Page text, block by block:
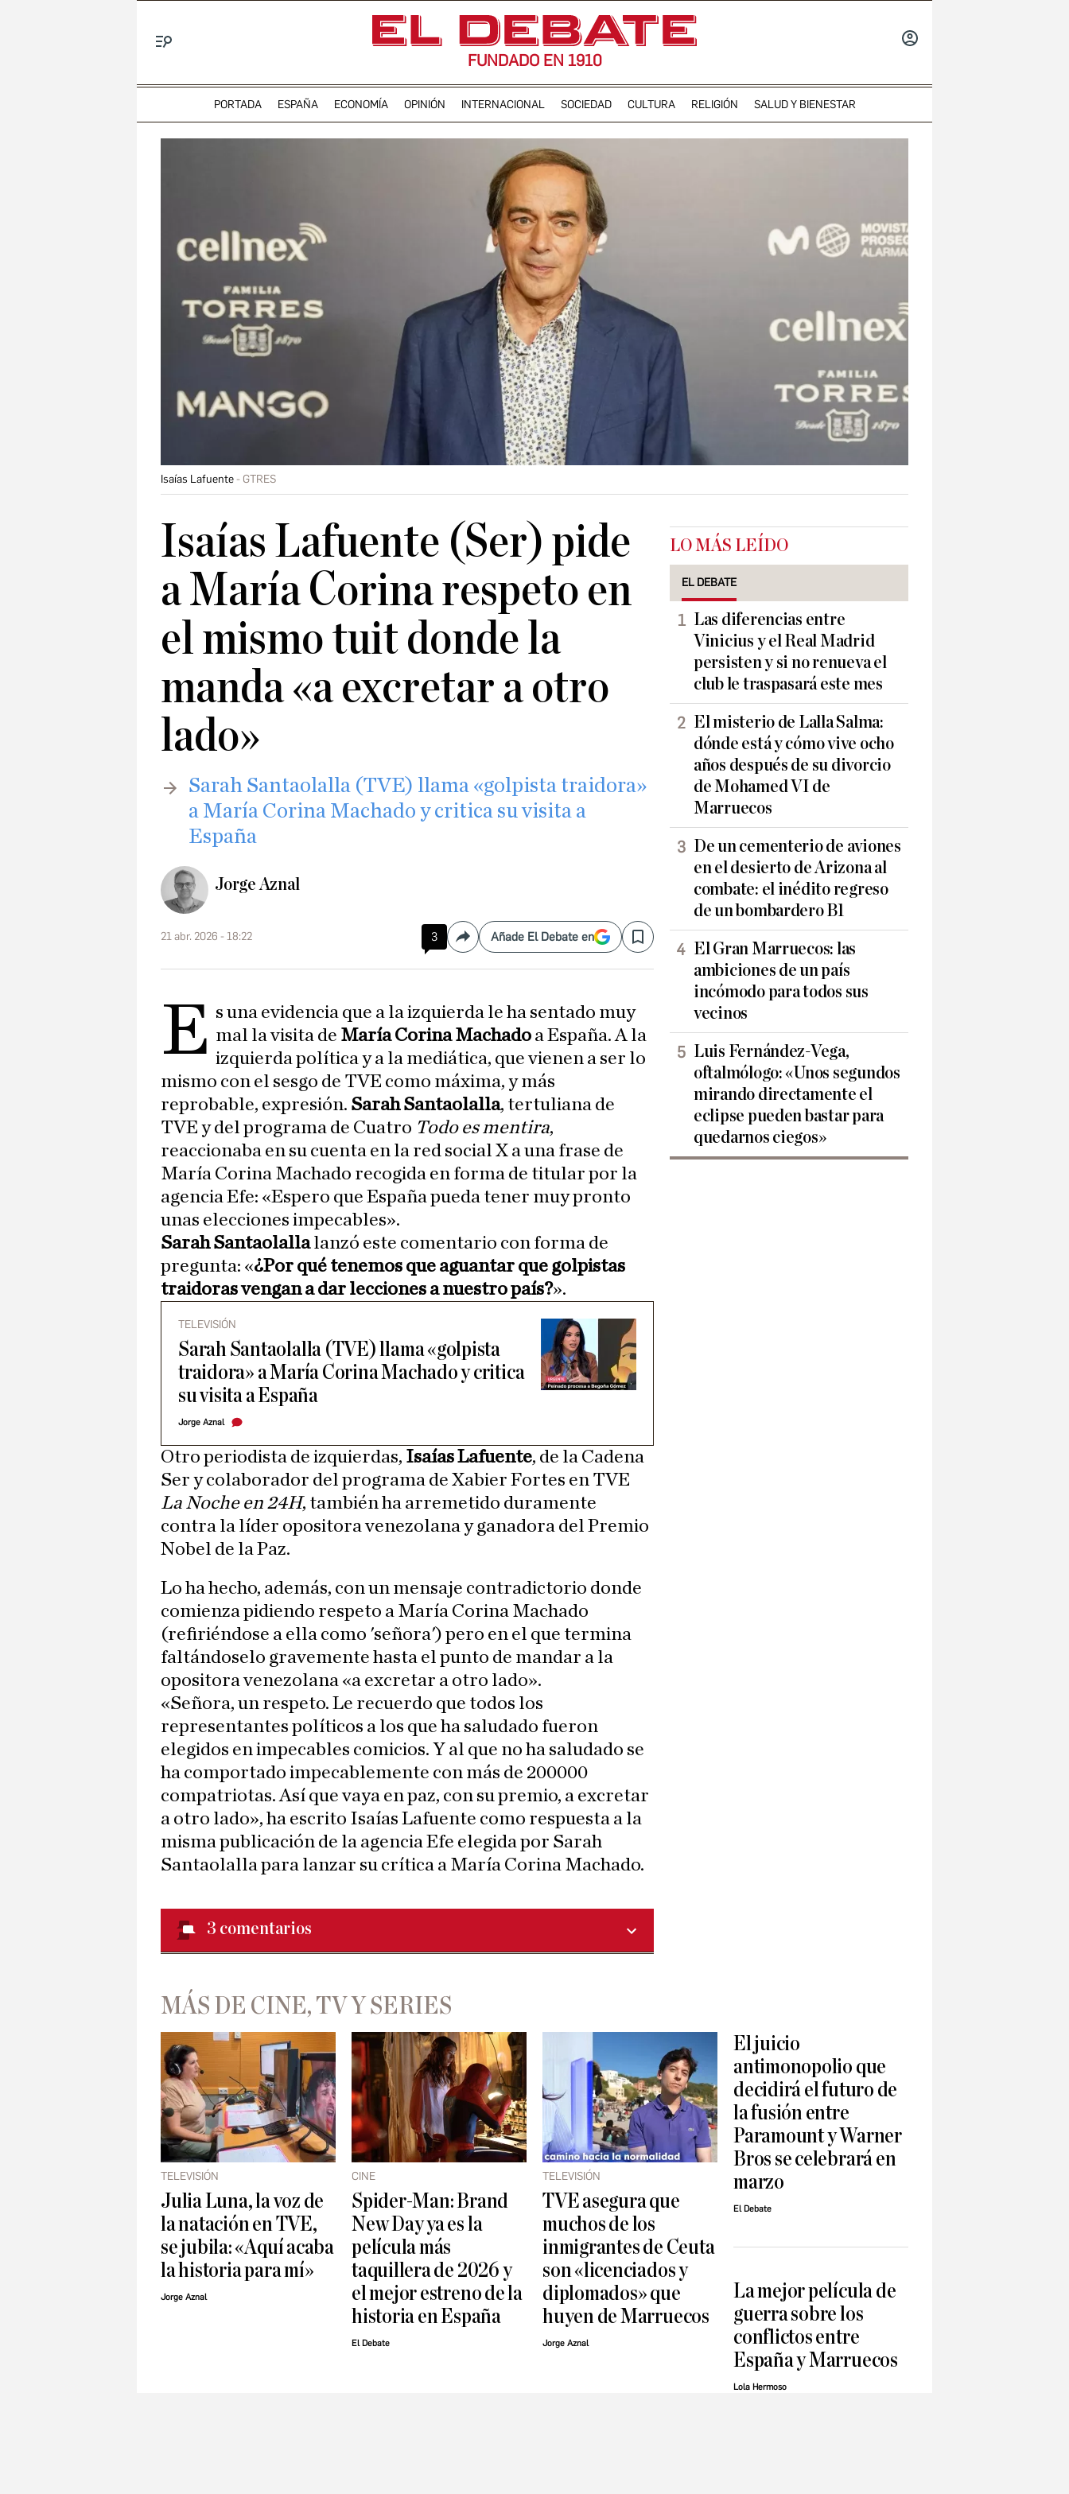
FUNDADO EN 1910
PORTADA ESPAÑA ECONOMÍA OPINIÓN INTERNACIONAL SOCIEDAD CULTURA RELIGIÓN SALUD Y BIENESTAR
Isaías Lafuente GTRES
Isaías Lafuente (Ser) pide
a María Corina respeto en
el mismo tuit donde la
manda «a excretar a otro
lado»
Sarah Santaolalla (TVE) llama «golpista traidora»
a María Corina Machado y critica su visita a
España
Jorge Aznal
21 abr. 2026 - 18:22 3 CompartirAñade El Debate en Save
E s una evidencia que a la izquierda le ha sentado muy
mal la visita de María Corina Machado a España. A la
izquierda política y a la mediática, que vienen a ser lo
mismo con el sesgo de TVE como máxima, y más
reprobable, expresión. Sarah Santaolalla, tertuliana de
TVE y del programa de Cuatro Todo es mentira,
reaccionaba en su cuenta en la red social X a una frase de
María Corina Machado recogida en forma de titular por la
agencia Efe: «Espero que España pueda tener muy pronto
unas elecciones impecables».
Sarah Santaolallalanzó este comentario con forma de
pregunta: «¿Por qué tenemos que aguantar que golpistas
traidoras vengan a dar lecciones a nuestro país?».
TELEVISIÓN
Sarah Santaolalla (TVE) llama «golpista
traidora» a María Corina Machado y critica
su visita a España
Jorge Aznal
Otro periodista de izquierdas, Isaías Lafuente, de la Cadena
Ser y colaborador del programa de Xabier Fortes en TVE
La Noche en 24H, también ha arremetido duramente
contra la líder opositora venezolana y ganadora del Premio
Nobel de la Paz.
Lo ha hecho, además, con un mensaje contradictorio donde
comienza pidiendo respeto a María Corina Machado
(refiriéndose a ella como 'señora') pero en el que termina
faltándoselo gravemente hasta el punto de mandar a la
opositora venezolana «a excretar a otro lado».
«Señora, un respeto. Le recuerdo que todos los
representantes políticos a los que ha saludado fueron
elegidos en impecables comicios. Y al que no ha saludado se
ha comportado impecablemente con más de 200000
compatriotas. Así que vaya en paz, con su premio, a excretar
a otro lado», ha escrito Isaías Lafuente como respuesta a la
misma publicación de la agencia Efe elegida por Sarah
Santaolalla para lanzar su crítica a María Corina Machado.
3 comentarios
LO MÁS LEÍDO
EL DEBATE
Las diferencias entre
Vinicius y el Real Madrid
persisten y si no renueva el
club le traspasará este mes
El misterio de Lalla Salma:
dónde está y cómo vive ocho
años después de su divorcio
de Mohamed VI de
Marruecos
De un cementerio de aviones
en el desierto de Arizona al
combate: el inédito regreso
de un bombardero B1
El Gran Marruecos: las
ambiciones de un país
incómodo para todos sus
vecinos
Luis Fernández-Vega,
oftalmólogo: «Unos segundos
mirando directamente el
eclipse pueden bastar para
quedarnos ciegos»
MÁS DE CINE, TV Y SERIES
TELEVISIÓN
Julia Luna, la voz de
la natación en TVE,
se jubila: «Aquí acaba
la historia para mí»
Jorge Aznal
CINE
Spider-Man: Brand
New Day ya es la
película más
taquillera de 2026 y
el mejor estreno de la
historia en España
El Debate
TELEVISIÓN
TVE asegura que
muchos de los
inmigrantes de Ceuta
son «licenciados y
diplomados» que
huyen de Marruecos
Jorge Aznal
El juicio
antimonopolio que
decidirá el futuro de
la fusión entre
Paramount y Warner
Bros se celebrará en
marzo
El Debate
La mejor película de
guerra sobre los
conflictos entre
España y Marruecos
Lola Hermoso